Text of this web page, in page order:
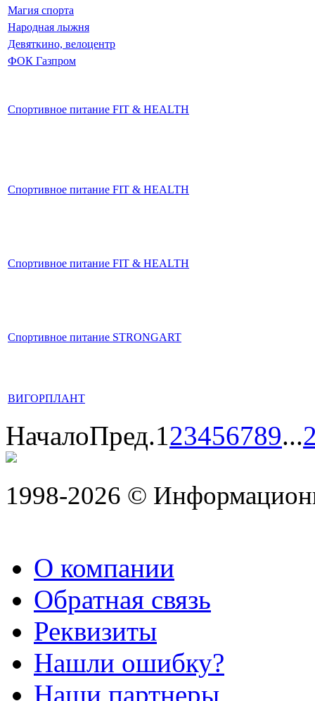
Магия спорта
Народная лыжня
Девяткино, велоцентр
ФОК Газпром
Спортивное питание FIT & HEALTH
Спортивное питание FIT & HEALTH
Спортивное питание FIT & HEALTH
Спортивное питание STRONGART
ВИГОРПЛАНТ
НачалоПред.123456789...
1998-2026 ©
О компании
Обратная связь
Реквизиты
Нашли ошибку?
Наши партнеры